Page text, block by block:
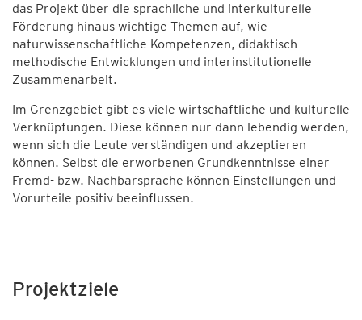
das Projekt über die sprachliche und interkulturelle
Förderung hinaus wichtige Themen auf, wie
naturwissenschaftliche Kompetenzen, didaktisch-
methodische Entwicklungen und interinstitutionelle
Zusammenarbeit.
Im Grenzgebiet gibt es viele wirtschaftliche und kulturelle
Verknüpfungen. Diese können nur dann lebendig werden,
wenn sich die Leute verständigen und akzeptieren
können. Selbst die erworbenen Grundkenntnisse einer
Fremd- bzw. Nachbarsprache können Einstellungen und
Vorurteile positiv beeinflussen.
Projektziele